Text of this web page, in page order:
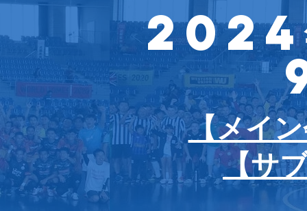
2024
【メイ
【サ